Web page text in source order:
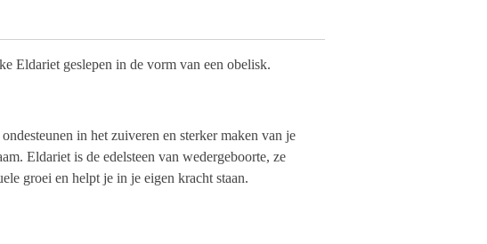
Eldariet geslepen in de vorm van een obelisk.
in het zuiveren en sterker maken van je
Eldariet is de edelsteen van wedergeboorte, ze
groei en helpt je in je eigen kracht staan.